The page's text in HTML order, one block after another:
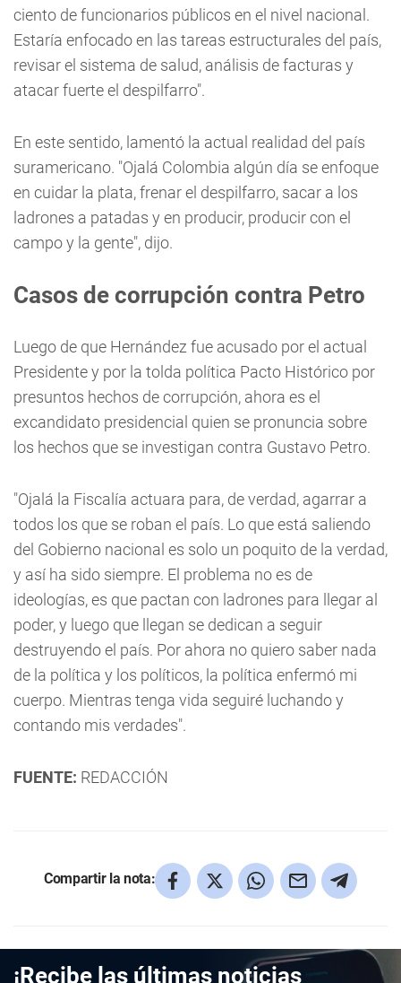
ciento de funcionarios públicos en el nivel nacional.
Estaría enfocado en las tareas estructurales del país,
revisar el sistema de salud, análisis de facturas y
atacar fuerte el despilfarro".
En este sentido, lamentó la actual realidad del país
suramericano. "Ojalá Colombia algún día se enfoque
en cuidar la plata, frenar el despilfarro, sacar a los
ladrones a patadas y en producir, producir con el
campo y la gente", dijo.
Casos de corrupción contra Petro
Luego de que Hernández fue acusado por el actual
Presidente y por la tolda política Pacto Histórico por
presuntos hechos de corrupción, ahora es el
excandidato presidencial quien se pronuncia sobre
los hechos que se investigan contra Gustavo Petro.
"Ojalá la Fiscalía actuara para, de verdad, agarrar a
todos los que se roban el país. Lo que está saliendo
del Gobierno nacional es solo un poquito de la verdad,
y así ha sido siempre. El problema no es de
ideologías, es que pactan con ladrones para llegar al
poder, y luego que llegan se dedican a seguir
destruyendo el país. Por ahora no quiero saber nada
de la política y los políticos, la política enfermó mi
cuerpo. Mientras tenga vida seguiré luchando y
contando mis verdades".
FUENTE: REDACCIÓN
Compartir la nota:
¡Recibe las últimas noticias